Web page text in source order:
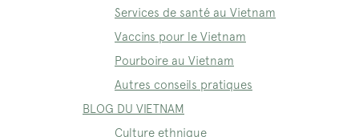
Services de santé au Vietnam
Vaccins pour le Vietnam
Pourboire au Vietnam
Autres conseils pratiques
BLOG DU VIETNAM
Culture ethnique